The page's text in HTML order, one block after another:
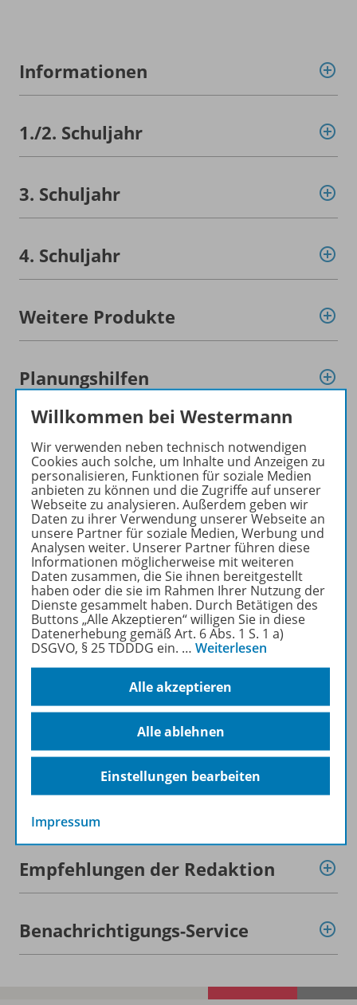
Informationen
1./2. Schuljahr
3. Schuljahr
4. Schuljahr
Weitere Produkte
Planungshilfen
Konzept
Hörprobe
Video
Werbematerial
Teilvorabdruck
Ergänzende Materialien
Empfehlungen der Redaktion
Benachrichtigungs-Service
Willkommen bei Westermann
Wir verwenden neben technisch notwendigen
Cookies auch solche, um Inhalte und Anzeigen zu
personalisieren, Funktionen für soziale Medien
anbieten zu können und die Zugriffe auf unserer
Webseite zu analysieren. Außerdem geben wir
Daten zu ihrer Verwendung unserer Webseite an
unsere Partner für soziale Medien, Werbung und
Analysen weiter. Unserer Partner führen diese
Informationen möglicherweise mit weiteren
Daten zusammen, die Sie ihnen bereitgestellt
haben oder die sie im Rahmen Ihrer Nutzung der
Dienste gesammelt haben. Durch Betätigen des
Buttons „Alle Akzeptieren“ willigen Sie in diese
Datenerhebung gemäß Art. 6 Abs. 1 S. 1 a)
DSGVO, § 25 TDDDG ein. … Weiterlesen
Alle akzeptieren
Alle ablehnen
Einstellungen bearbeiten
Impressum